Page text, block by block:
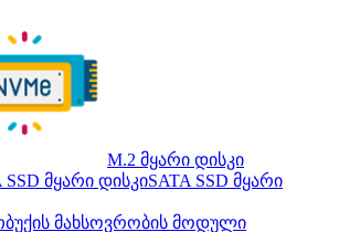
M.2 მყარი დისკი
SATA SSD მყარი